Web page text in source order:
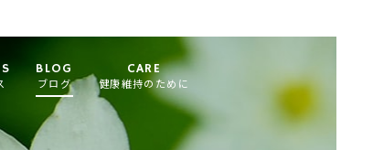
BLOG
ブログ
CARE
健康維持のために